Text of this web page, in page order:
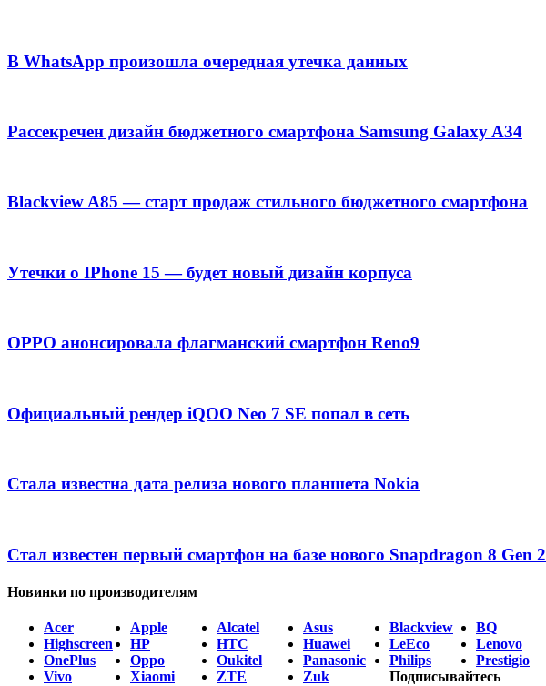
В WhatsApp произошла очередная утечка данных
Рассекречен дизайн бюджетного смартфона Samsung Galaxy A34
Blackview A85 — старт продаж стильного бюджетного смартфона
Утечки о IPhone 15 — будет новый дизайн корпуса
OPPO анонсировала флагманский смартфон Reno9
Официальный рендер iQOO Neo 7 SE попал в сеть
Стала известна дата релиза нового планшета Nokia
Стал известен первый смартфон на базе нового Snapdragon 8 Gen 2
Новинки по производителям
Acer Apple Alcatel Asus Blackview BQ
Highscreen
HP HTC Huawei LeEco Lenovo
OnePlus
Oppo Oukitel Panasonic Philips Prestigio
Vivo
Xiaomi ZTE Zuk Подписывайтесь